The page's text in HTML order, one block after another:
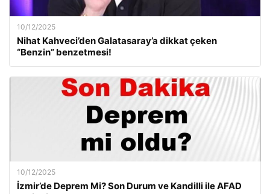
10/12/2025
Nihat Kahveci’den Galatasaray’a dikkat çeken
“Benzin” benzetmesi!
10/12/2025
İzmir’de Deprem Mi? Son Durum ve Kandilli ile AFAD